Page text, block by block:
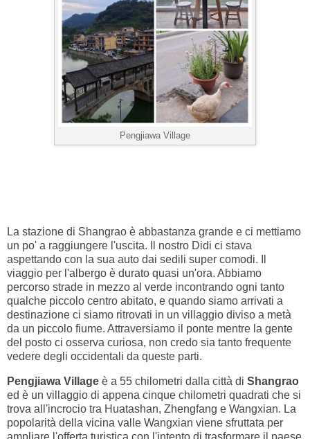
Pengjiawa Village
La stazione di Shangrao è abbastanza grande e ci mettiamo
un po' a raggiungere l'uscita. Il nostro Didi ci stava
aspettando con la sua auto dai sedili super comodi. Il
viaggio per l'albergo è durato quasi un'ora. Abbiamo
percorso strade in mezzo al verde incontrando ogni tanto
qualche piccolo centro abitato, e quando siamo arrivati a
destinazione ci siamo ritrovati in un villaggio diviso a metà
da un piccolo fiume. Attraversiamo il ponte mentre la gente
del posto ci osserva curiosa, non credo sia tanto frequente
vedere degli occidentali da queste parti.
Pengjiawa Village è a 55 chilometri dalla città di Shangrao
ed è un villaggio di appena cinque chilometri quadrati che si
trova all'incrocio tra Huatashan, Zhengfang e Wangxian. La
popolarità della vicina valle Wangxian viene sfruttata per